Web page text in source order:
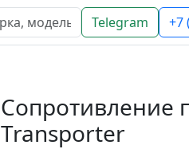
Telegram +7
Сопротивление
Transporter